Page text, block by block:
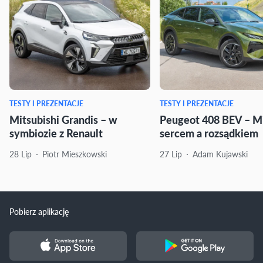
TESTY I PREZENTACJE
Mitsubishi Grandis – w
symbiozie z Renault
28 Lip Piotr Mieszkowski
TESTY I PREZENTACJE
Peugeot 408 BEV –
sercem a rozsądkiem
27 Lip Adam Kujawski
Pobierz aplikację